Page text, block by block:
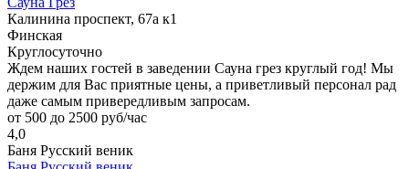
Калинина проспект, 67а к1
Финская
Круглосуточно
Ждем наших гостей в заведении Сауна грез круглый год! Мы
держим для Вас приятные цены, а приветливый персонал рад
даже самым привередливым запросам.
от 500 до 2500 руб/час
4,0
Баня Русский веник